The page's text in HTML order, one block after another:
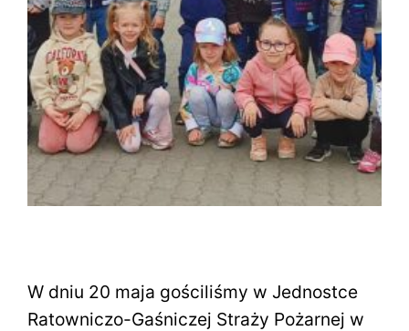
W dniu 20 maja gościliśmy w Jednostce
Ratowniczo-Gaśniczej Straży Pożarnej w